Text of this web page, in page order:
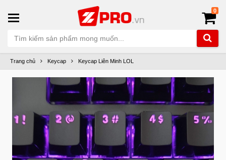
0
Trang chủ Keycap Keycap Liên Minh LOL